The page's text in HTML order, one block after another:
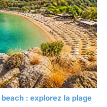
: explorez la plage